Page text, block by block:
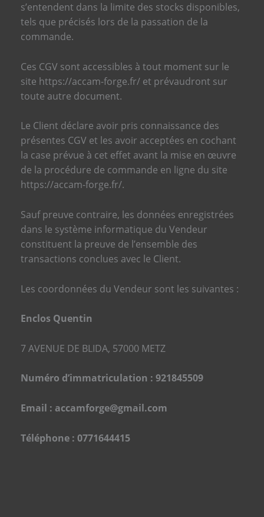
s’entendent dans la limite des stocks disponibles,
tels que précisés lors de la passation de la
commande.
Ces CGV sont accessibles à tout moment sur le
site https://accam-forge.fr/ et prévaudront sur
toute autre document.
Le Client déclare avoir pris connaissance des
présentes CGV et les avoir acceptées en cochant
la case prévue à cet effet avant la mise en œuvre
de la procédure de commande en ligne du site
https://accam-forge.fr/.
Sauf preuve contraire, les données enregistrées
dans le système informatique du Vendeur
constituent la preuve de l’ensemble des
transactions conclues avec le Client.
Les coordonnées du Vendeur sont les suivantes :
Enclos Quentin
7 AVENUE DE BLIDA, 57000 METZ
Numéro d’immatriculation : 921845509
Email : accamforge@gmail.com
Téléphone : 0771644415